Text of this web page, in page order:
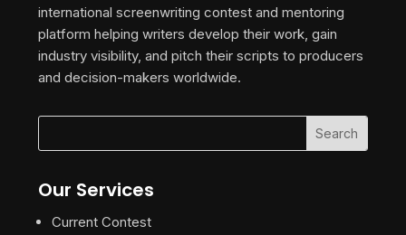
international screenwriting contest and mentoring
platform helping writers develop their work, gain
industry visibility, and pitch their scripts to producers
and decision-makers worldwide.
Our Services
Current Contest